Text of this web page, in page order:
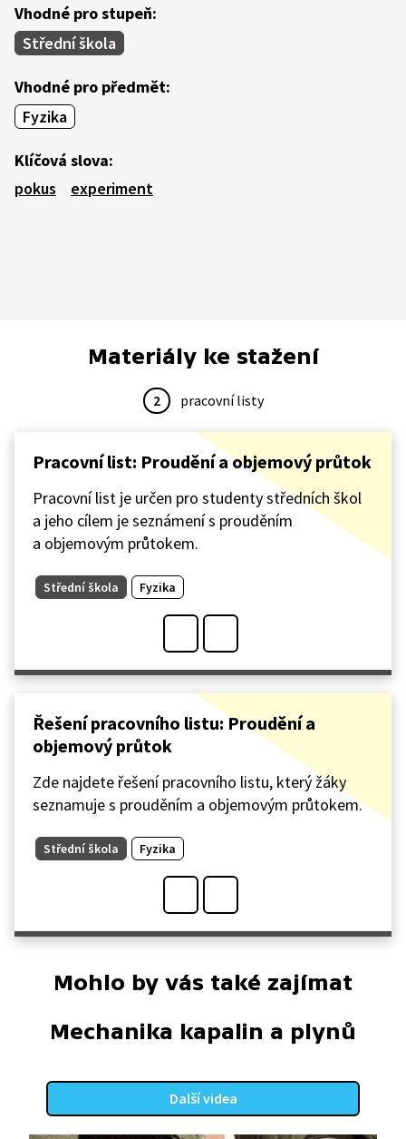
Vhodné pro stupeň:
Střední škola
Vhodné pro předmět:
Fyzika
Klíčová slova:
pokus
experiment
Materiály ke stažení
2 pracovní listy
Pracovní list: Proudění a objemový průtok
Pracovní list je určen pro studenty středních škol
a jeho cílem je seznámení s prouděním
a objemovým průtokem.
Střední škola Fyzika
Řešení pracovního listu: Proudění a
objemový průtok
Zde najdete řešení pracovního listu, který žáky
seznamuje s prouděním a objemovým průtokem.
Střední škola Fyzika
Mohlo by vás také zajímat
Mechanika kapalin a plynů
Další videa